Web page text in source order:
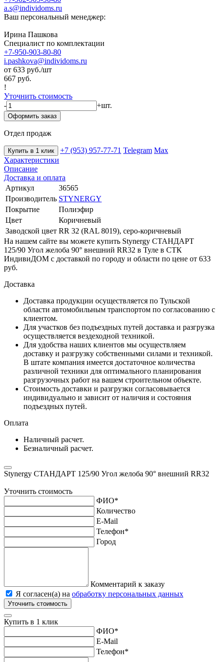
a.s@individoms.ru
Ваш персональный менеджер:
Ирина Пашкова
Специалист по комплектации
+7-950-903-80-80
i.pashkova@individoms.ru
от 633 руб./шт
667 руб.
!
Уточнить стоимость
-
+шт.
Оформить заказ
Отдел продаж
Купить в 1 клик +7 (953) 957-77-71 Telegram Max
Характеристики
Описание
Доставка и оплата
Артикул
36565
Производитель STYNERGY
Покрытие
Полиэфир
Цвет
Коричневый
Заводской цвет RR 32 (RAL 8019), серо-коричневый
На нашем сайте вы можете купить Stynergy СТАНДАРТ
125/90 Угол желоба 90° внешний RR32 в Туле в СТК
ИндивиДОМ с доставкой по городу и области по цене от 633
руб.
Доставка
Доставка продукции осуществляется по Тульской
области автомобильным транспортом по согласованию с
клиентом.
Для участков без подъездных путей доставка и разгрузка
осуществляется вездеходной техникой.
Для удобства наших клиентов мы осуществляем
доставку и разгрузку собственными силами и техникой.
В штате компания имеется достаточное количества
различной техники для оптимального планирования
разгрузочных работ на вашем строительном объекте.
Стоимость доставки и разгрузки согласовывается
индивидуально и зависит от наличия и состояния
подъездных путей.
Оплата
Наличный расчет.
Безналичный расчет.
Stynergy СТАНДАРТ 125/90 Угол желоба 90° внешний RR32
Уточнить стоимость
ФИО*
Количество
E-Mail
Телефон*
Город
Комментарий к заказу
Я согласен(а) на обработку персональных данных
Уточнить стоимость
Купить в 1 клик
ФИО*
E-Mail
Телефон*